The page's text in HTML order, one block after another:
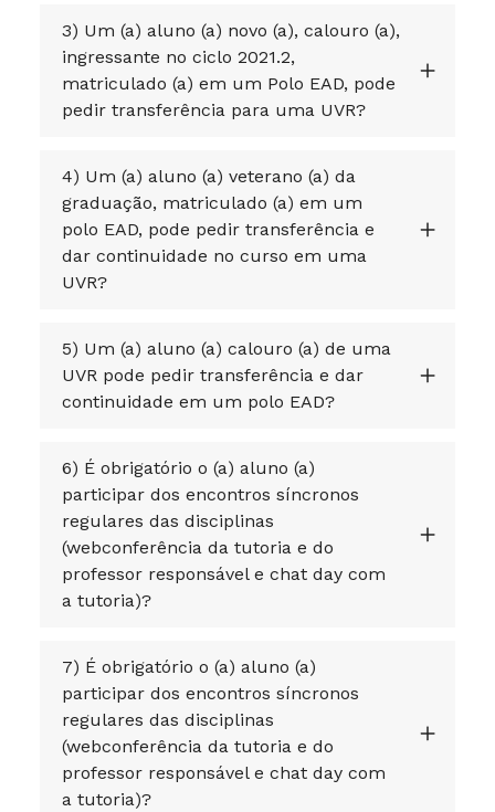
3) Um (a) aluno (a) novo (a), calouro (a),
ingressante no ciclo 2021.2,
matriculado (a) em um Polo EAD, pode
pedir transferência para uma UVR?
4) Um (a) aluno (a) veterano (a) da
graduação, matriculado (a) em um
polo EAD, pode pedir transferência e
dar continuidade no curso em uma
UVR?
5) Um (a) aluno (a) calouro (a) de uma
UVR pode pedir transferência e dar
continuidade em um polo EAD?
6) É obrigatório o (a) aluno (a)
participar dos encontros síncronos
regulares das disciplinas
(webconferência da tutoria e do
professor responsável e chat day com
a tutoria)?
7) É obrigatório o (a) aluno (a)
participar dos encontros síncronos
regulares das disciplinas
(webconferência da tutoria e do
professor responsável e chat day com
a tutoria)?